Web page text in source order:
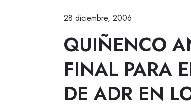
28 diciembre, 2006
QUIÑENCO
FINAL PARA
DE ADR EN